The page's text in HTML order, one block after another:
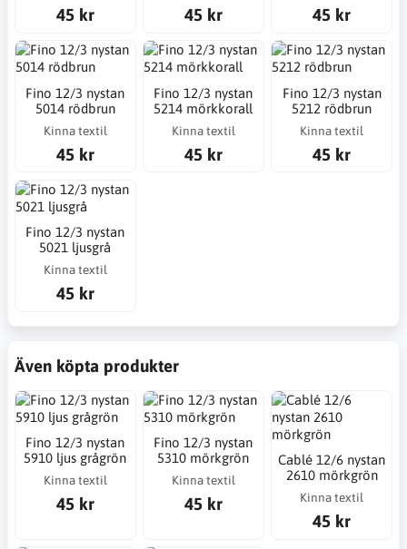
45 kr 45 kr 45 kr
Fino 12/3 nystan
5014 rödbrun
Kinna textil
45 kr
Fino 12/3 nystan
5214 mörkkorall
Kinna textil
45 kr
Fino 12/3 nystan
5212 rödbrun
Kinna textil
45 kr
Fino 12/3 nystan
5021 ljusgrå
Kinna textil
45 kr
Även köpta produkter
Fino 12/3 nystan
5910 ljus grågrön
Kinna textil
45 kr
Fino 12/3 nystan
5310 mörkgrön
Kinna textil
45 kr
Cablé 12/6 nystan
2610 mörkgrön
Kinna textil
45 kr